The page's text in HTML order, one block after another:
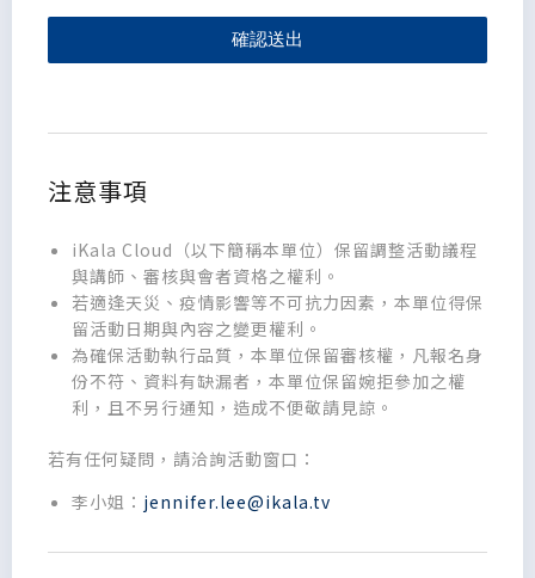
確認送出
注意事項
iKala Cloud（以下簡稱本單位）保留調整活動議程
與講師、審核與會者資格之權利。
若適逢天災、疫情影響等不可抗力因素，本單位得保
留活動日期與內容之變更權利。
為確保活動執行品質，本單位保留審核權，凡報名身
份不符、資料有缺漏者，本單位保留婉拒參加之權
利，且不另行通知，造成不便敬請見諒。
若有任何疑問，請洽詢活動窗口：
李小姐： jennifer.lee@ikala.tv